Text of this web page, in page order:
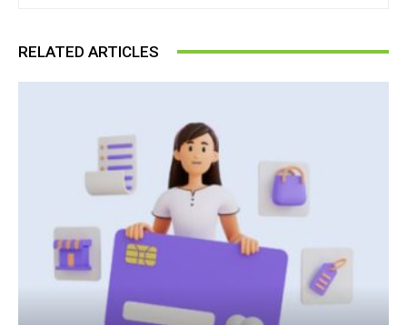
RELATED ARTICLES